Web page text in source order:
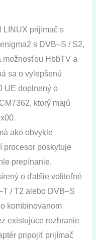
LINUX prijímač s
s DVB–S/ S2,
možnosťou HbbTV a
sa o vylepšenú
UE doplnený o
ktorý majú
ako obvykle
procesor poskytuje
prepínanie.
o ďalšie voliteľné
T / T2 alebo DVB–S
kombinovanom
existujúce rozhranie
pripojiť prijímač